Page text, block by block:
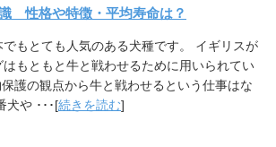
性格や特徴・平均寿命は？
もとても人気のある犬種です。 イギリスが
もともと牛と戦わせるために用いられてい
の観点から牛と戦わせるという仕事はな
犬や ･･･[続きを読む]